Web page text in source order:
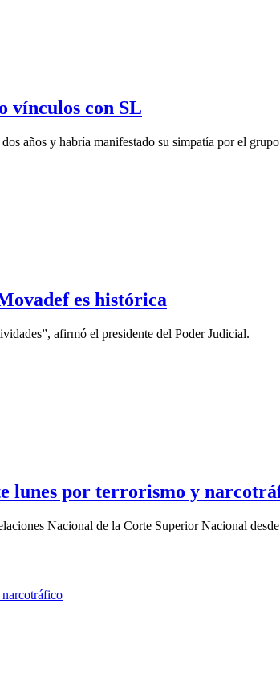
vínculos con SL
años y habría manifestado su simpatía por el
es histórica
afirmó el presidente del Poder Judicial.
lunes por terrorismo y
Nacional de la Corte Superior Nacional